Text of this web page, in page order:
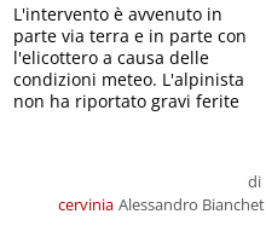
cervinia
di
Alessandro Bianchet
L'intervento è avvenuto in
parte via terra e in parte con
l'elicottero a causa delle
condizioni meteo. L'alpinista
non ha riportato gravi ferite